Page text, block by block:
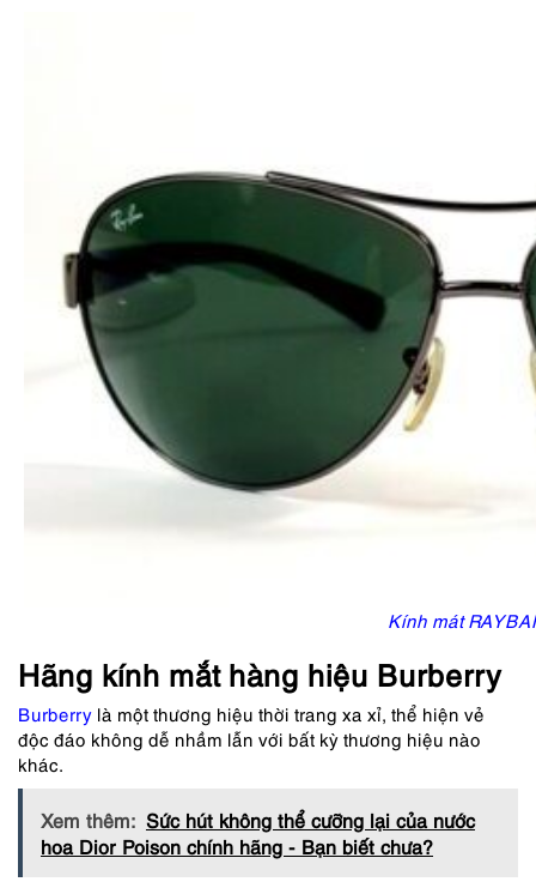
Kính mát
Hãng kính mắt hàng hiệu Burberry
Burberry là một thương hiệu thời trang xa xỉ, thể hiện vẻ
độc đáo không dễ nhầm lẫn với bất kỳ thương hiệu nào
khác.
Xem thêm: Sức hút không thể cưỡng lại của nước
hoa Dior Poison chính hãng - Bạn biết chưa?